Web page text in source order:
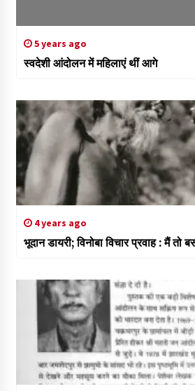
5 years ago
स्वदेशी आंदोलन में महिलाएं थीं आगे
4 years ago
भूदान डायरी; विनोबा विचार प्रवाह : मैं तो